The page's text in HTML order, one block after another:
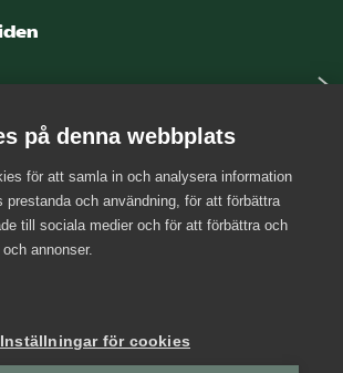
på denna webbplats
för att samla in och analysera information
prestanda och användning, för att förbättra
till sociala medier och för att förbättra och
annonser.
Inställningar för cookies